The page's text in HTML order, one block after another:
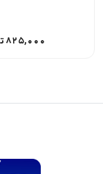
825,000